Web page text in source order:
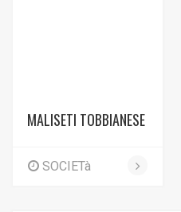
MALISETI TOBBIANESE
SOCIETà